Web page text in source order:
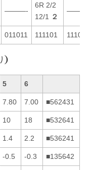
———-
6R 2/2
12/1
２
———-
011011 111101 111010
)
5 6
7.80 7.00 ■562431
10 18 ■532641
1.4 2.2 ■536241
-0.5 -0.3 ■135642